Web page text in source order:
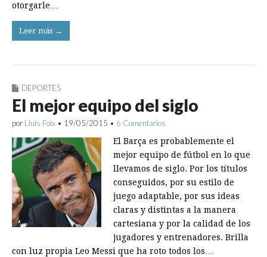
otorgarle…
Leer más →
DEPORTES
El mejor equipo del siglo
por Lluís Foix • 19/05/2015 • 6 Comentarios
El Barça es probablemente el
mejor equipo de fútbol en lo que
llevamos de siglo. Por los títulos
conseguidos, por su estilo de
juego adaptable, por sus ideas
claras y distintas a la manera
cartesiana y por la calidad de los
jugadores y entrenadores. Brilla
con luz propia Leo Messi que ha roto todos los…